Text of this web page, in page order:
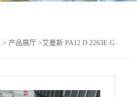
> 产品展厅 >艾曼斯 PA12 D 2263E G